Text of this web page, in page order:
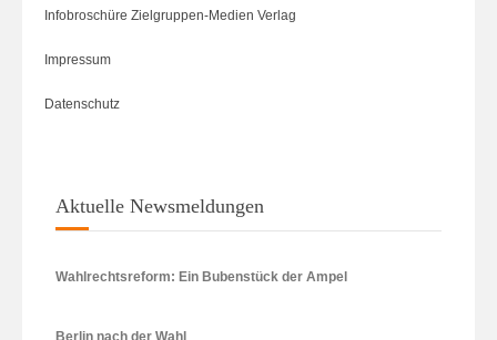
Infobroschüre Zielgruppen-Medien Verlag
Impressum
Datenschutz
Aktuelle Newsmeldungen
Wahlrechtsreform: Ein Bubenstück der Ampel
Berlin nach der Wahl